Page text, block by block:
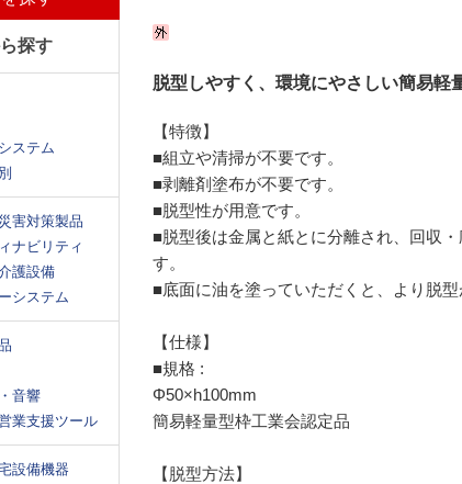
探す
ステム
害対策製品
ナビリティ
護設備
システム
音響
業支援ツール
設備機器
脱型しやすく、環境にやさしい簡易軽
【特徴】
■組立や清掃が不要です。
■剥離剤塗布が不要です。
■脱型性が用意です。
■脱型後は金属と紙とに分離され、回収
す。
■底面に油を塗っていただくと、より脱型
【仕様】
■規格 :
Φ50×h100mm
簡易軽量型枠工業会認定品
【脱型方法】